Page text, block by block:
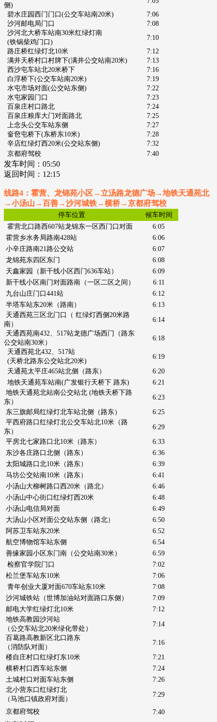
侧)
碧水庄园西门门口(公交车站南20米)
7:06
沙河邮电局门口
7:08
沙河北大桥车站南30米红绿灯南
(铁锅柴鸡门口)
7:10
路庄桥红绿灯北10米
7:12
满井天桥村口村牌下(满井公交站南20米)
7:13
西沙屯车站北20米桥下
7:16
白浮桥下(公交车站南20米)
7:19
水屯市场对面(公交站东侧)
7:22
水屯家园门口
7:23
百泉庄村口路北
7:24
百泉庄粮库大门对面路北
7:25
上念头公交车站东侧
7:27
奤夿屯桥下(东桥东10米)
7:28
辛店红绿灯西20米(公交站东侧)
7:32
京都府驾校
7:40
发车时间：05:50
返回时间： 12:15
线路4：霍营、龙锦苑小区→立汤路龙德广场→地铁天通苑北
→小汤山 →百善→沙河城铁→横桥→京都府驾校
停车位置
候车时间
霍营北口路西607站龙锦东一区西门口对面
6:05
霍营乡水务局路南428站
6:06
小辛庄路南21路公交站
6:07
龙锦苑东四区东门
6:08
天鑫家园（新干线小区西门636车站）
6:09
新干线小区南门对面路南（一区二区之间）
6:11
九台山庄门口441站
6:12
半塔车站东20米（路南）
6:13
天通西苑三区北门口（ 红绿灯西侧20米路
南）
6:14
天通西苑南432、517站龙德广场西门 （路东
公交站南30米）
6:18
天通西苑北432、517站
(天桥北路东公交站北20米)
6:19
天通苑太平庄465站北侧（路东）
6:20
地铁天通苑车站南(广发银行天桥下 路东)
6:21
地铁天通苑北站南公交站北 (地铁天桥下路
东）
6:23
东三旗邮局红绿灯北车站北侧（路东）
6:25
平西府路口红绿灯北公交车站北10米（路
东）
6:29
平房北七家路口北10米（路东）
6:33
东沙各庄路口北侧（路东）
6:36
太阳城路口北10米（路东）
6:39
马坊公交站南10米（路东）
6:41
小汤山大柳树路口西20米（路北）
6:46
小汤山中心街口红绿灯西20米
6:48
小汤山电信局对面
6:49
大汤山小区对面公交站东侧（路北）
6:50
阿苏卫车站东20米
6:52
航空博物馆车站东侧
6:54
善缘家园小区东门南（公交站南30米）
6:59
检察官学院门口
7:02
松兰堡车站东10米
7:06
青年创业大厦对面670车站东10米
7:08
沙河城铁站（世博加油站对面路口东侧）
7:09
邮电大学红绿灯北10米
7:12
地铁高教园沙河站
（公交车站北20米绿化带处）
7:14
百葛路高教新区北口路东
（消防队对面）
7:16
楼自庄村口红绿灯东10米
7:21
横桥村口西车站东侧
7:24
土城村口对面车站东侧
7:26
北小营东口红绿灯北
（马池口镇政府对面）
7:29
京都府驾校 7:40